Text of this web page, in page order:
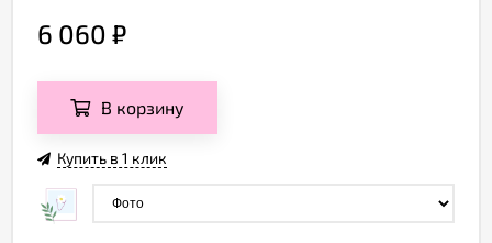
6 060 ₽
В корзину
Купить в 1 клик